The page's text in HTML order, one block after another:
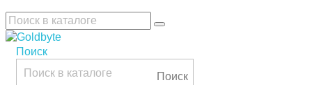
Поиск
Поиск